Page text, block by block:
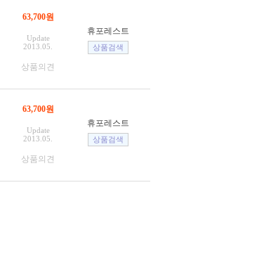
63,700원
Update
2013.05.
상품의견
휴포레스트
63,700원
Update
2013.05.
상품의견
휴포레스트